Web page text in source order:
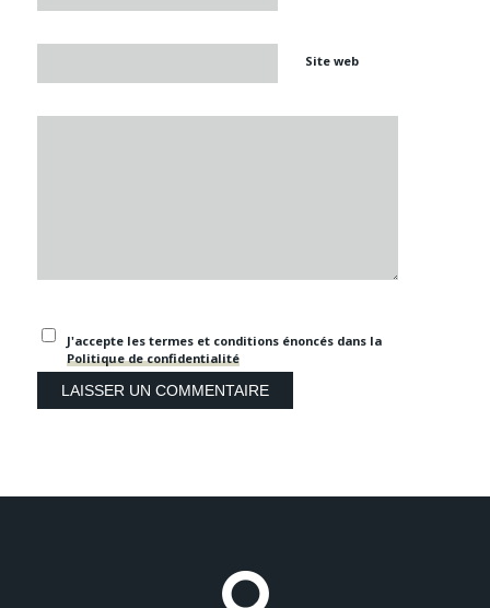
Site web
J'accepte les termes et conditions énoncés dans la
Politique de confidentialité